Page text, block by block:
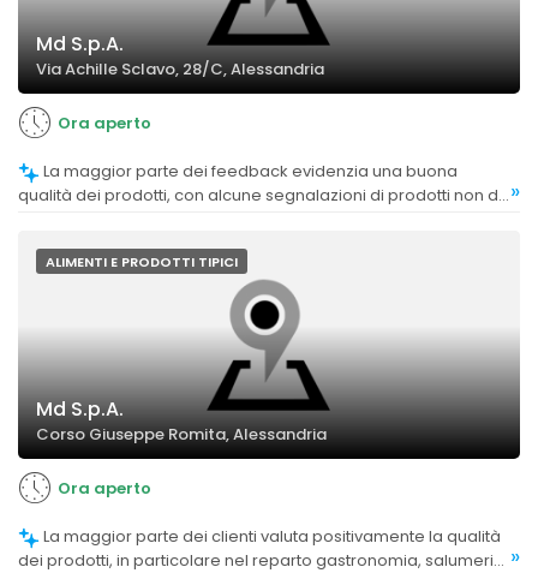
Md S.p.A.
Via Achille Sclavo, 28/C, Alessandria
Ora aperto
qualità dei prodotti, con alcune segnalazioni di prodotti non di
o malfatti.
»
ALIMENTI E PRODOTTI TIPICI
Md S.p.A.
Corso Giuseppe Romita, Alessandria
Ora aperto
dei prodotti, in particolare nel reparto gastronomia, salumeria »